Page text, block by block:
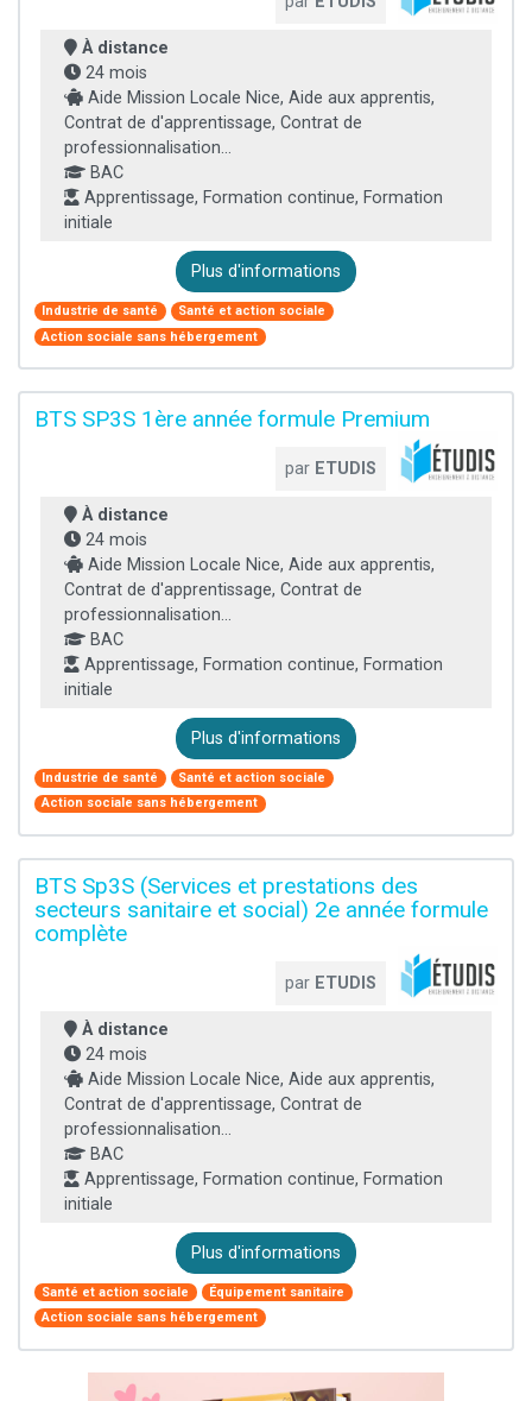
À distance
24 mois
Aide Mission Locale Nice, Aide aux apprentis,
Contrat de d'apprentissage, Contrat de
professionnalisation...
BAC
Apprentissage, Formation continue, Formation
initiale
Plus d'informations
Industrie de santé
Santé et action sociale
Action sociale sans hébergement
BTS SP3S 1ère année formule Premium
par ETUDIS
À distance
24 mois
Aide Mission Locale Nice, Aide aux apprentis,
Contrat de d'apprentissage, Contrat de
professionnalisation...
BAC
Apprentissage, Formation continue, Formation
initiale
Plus d'informations
Industrie de santé
Santé et action sociale
Action sociale sans hébergement
BTS Sp3S (Services et prestations des
secteurs sanitaire et social) 2e année formule
complète
par ETUDIS
À distance
24 mois
Aide Mission Locale Nice, Aide aux apprentis,
Contrat de d'apprentissage, Contrat de
professionnalisation...
BAC
Apprentissage, Formation continue, Formation
initiale
Plus d'informations
Santé et action sociale
Équipement sanitaire
Action sociale sans hébergement